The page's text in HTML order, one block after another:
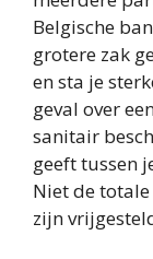
Belgische
grotere zak
en sta je
geval over
sanitair
geeft tussen
Niet de
zijn